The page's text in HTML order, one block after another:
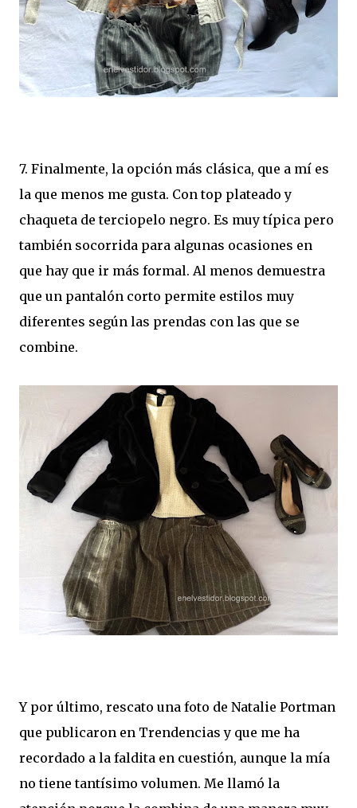
7. Finalmente, la opción más clásica, que a mí es
la que menos me gusta. Con top plateado y
chaqueta de terciopelo negro. Es muy típica pero
también socorrida para algunas ocasiones en
que hay que ir más formal. Al menos demuestra
que un pantalón corto permite estilos muy
diferentes según las prendas con las que se
combine.
Y por último, rescato una foto de Natalie Portman
que publicaron en Trendencias y que me ha
recordado a la faldita en cuestión, aunque la mía
no tiene tantísimo volumen. Me llamó la